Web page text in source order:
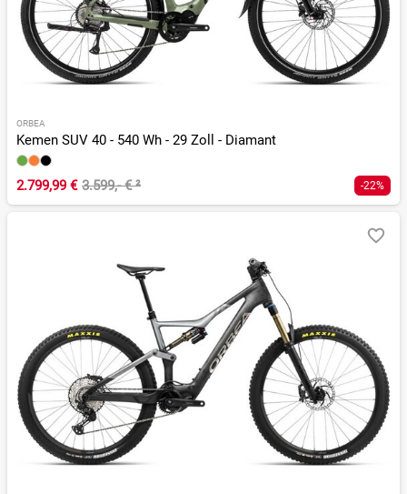
ORBEA
Kemen SUV 40 - 540 Wh - 29 Zoll - Diamant
2.799,99 € 3.599,- €² -22%